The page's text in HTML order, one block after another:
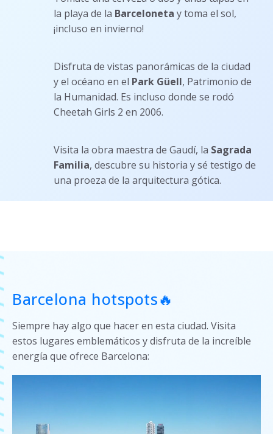
la playa de la Barceloneta y toma el sol,
¡incluso en invierno!
Disfruta de vistas panorámicas de la ciudad
y el océano en el Park Güell, Patrimonio de
la Humanidad. Es incluso donde se rodó
Cheetah Girls 2 en 2006.
Visita la obra maestra de Gaudí, la Sagrada
Familia, descubre su historia y sé testigo de
una proeza de la arquitectura gótica.
Barcelona hotspots🔥
Siempre hay algo que hacer en esta ciudad. Visita
estos lugares emblemáticos y disfruta de la increíble
energía que ofrece Barcelona: